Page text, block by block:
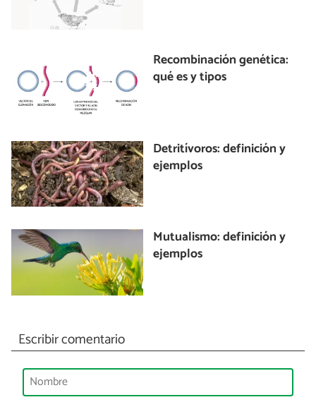
Recombinación genética:
qué es y tipos
Detritívoros: definición y
ejemplos
Mutualismo: definición y
ejemplos
Escribir comentario